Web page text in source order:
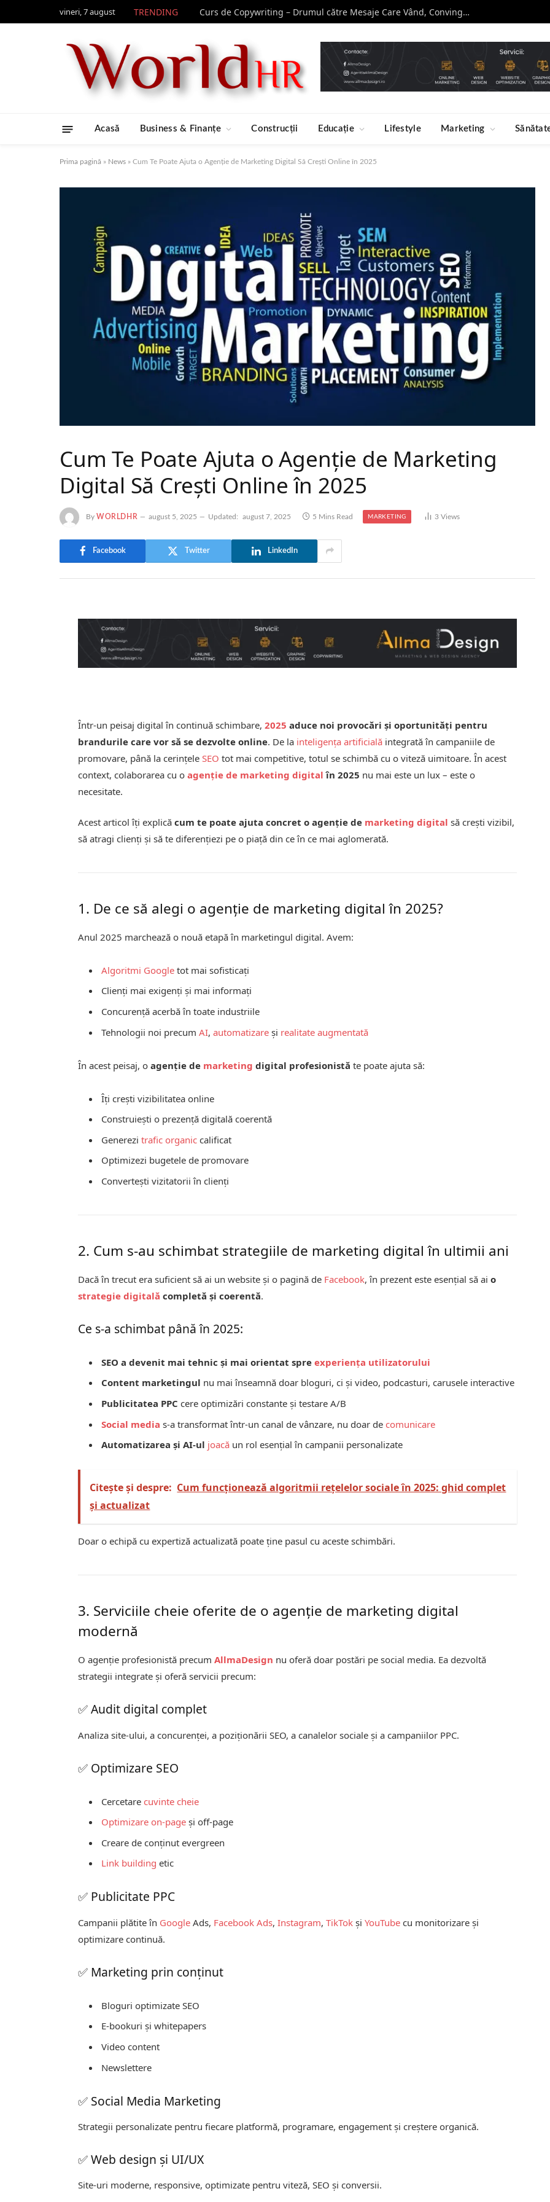
vineri, 7 august TRENDING Curs de Copywriting – Drumul către Mesaje Care Vând, Conving și Construiesc Branduri Puternice
Acasă Business & Finanțe Construcții Educație Lifestyle Marketing
Prima pagină » News » Cum Te Poate Ajuta o Agenție de Marketing Digital Să Crești Online în 2025
Cum Te Poate Ajuta o Agenție de Marketing
Digital Să Crești Online în 2025
By WORLDHR august 5, 2025 Updated: august 7, 2025 5 Mins Read MARKETING 3 Views
Facebook Twitter LinkedIn
Într-un peisaj digital în continuă schimbare,2025 aduce noi provocări și oportunități pentru
brandurile care vor să se dezvolte online. De la inteligența artificială integrată în campaniile de
promovare, până la cerințeleSEO tot mai competitive, totul se schimbă cu o viteză uimitoare. În acest
context, colaborarea cu oagenție de marketing digital în 2025 nu mai este un lux – este o
necesitate.
Acest articol îți explicăcum te poate ajuta concret o agenție de marketing digital să crești vizibil,
să atragi clienți și să te diferențiezi pe o piață din ce în ce mai aglomerată.
1. De ce să alegi o agenție de marketing digital în 2025?
Anul 2025 marchează o nouă etapă în marketingul digital. Avem:
Algoritmi Google tot mai sofisticați
Clienți mai exigenți și mai informați
Concurență acerbă în toate industriile
Tehnologii noi precumAI,automatizare și realitate augmentată
În acest peisaj, oagenție de marketing digital profesionistă te poate ajuta să:
Îți crești vizibilitatea online
Construiești o prezență digitală coerentă
Generezitrafic organic calificat
Optimizezi bugetele de promovare
Convertești vizitatorii în clienți
2. Cum s-au schimbat strategiile de marketing digital în ultimii ani
Dacă în trecut era suficient să ai un website și o pagină de Facebook, în prezent este esențial să aio
strategie digitală completă și coerentă.
Ce s-a schimbat până în 2025:
SEO a devenit mai tehnic și mai orientat spreexperiența utilizatorului
Content marketingul nu mai înseamnă doar bloguri, ci și video, podcasturi, carusele interactive
Publicitatea PPC cere optimizări constante și testare A/B
Social media s-a transformat într-un canal de vânzare, nu doar de comunicare
Automatizarea și AI-ul joacă un rol esențial în campanii personalizate
Citește și despre: Cum funcționează algoritmii rețelelor sociale în 2025: ghid complet
și actualizat
Doar o echipă cu expertiză actualizată poate ține pasul cu aceste schimbări.
3. Serviciile cheie oferite de o agenție de marketing digital
modernă
O agenție profesionistă precumAllmaDesign nu oferă doar postări pe social media. Ea dezvoltă
strategii integrate și oferă servicii precum:
✅ Audit digital complet
Analiza site-ului, a concurenței, a poziționării SEO, a canalelor sociale și a campaniilor PPC.
✅ Optimizare SEO
Cercetare cuvinte cheie
Optimizare on-page și off-page
Creare de conținut evergreen
Link building etic
✅ Publicitate PPC
Campanii plătite în Google Ads, Facebook Ads,Instagram,TikTok șiYouTube cu monitorizare și
optimizare continuă.
✅ Marketing prin conținut
Bloguri optimizate SEO
E-bookuri și whitepapers
Video content
Newslettere
✅ Social Media Marketing
Strategii personalizate pentru fiecare platformă, programare, engagement și creștere organică.
✅ Web design și UI/UX
Site-uri moderne, responsive, optimizate pentru viteză, SEO și conversii.